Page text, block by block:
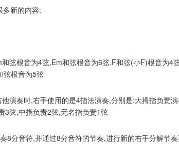
多新的内容:
弦根音为4弦,Em和弦根音为6弦,F和弦(小F)根音为4
弦根音为5弦
演奏时,右手使用的是4指法演奏,分别是:大拇指负责
3弦,中指负责2弦,无名指负责1弦
8分音符,并通过8分音符的节奏,进行新的右手分解节